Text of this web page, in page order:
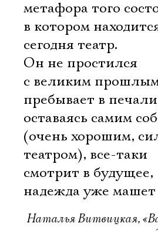
метафора того
в котором
сегодня театр.
Он не простился
с великим
пребывает в
оставаясь самим
(очень хорошим,
театром), все-таки
смотрит в будущее,
надежда уже машет
Наталья Витвицкая,